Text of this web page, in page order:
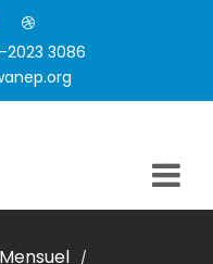
2023 3086
/